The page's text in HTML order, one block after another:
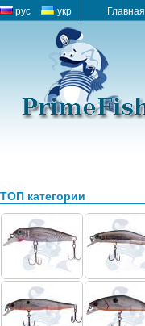
рус укр Главная
ТОП категории